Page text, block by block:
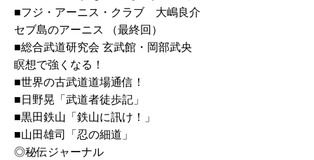
■フジ・アーニス・クラブ 大嶋良介
セブ島のアーニス （最終回）
■総合武道研究会 玄武館・岡部武央
瞑想で強くなる！
■世界の古武道道場通信！
■日野晃「武道者徒歩記」
■黒田鉄山「鉄山に訊け！」
■山田雄司「忍の細道」
◎秘伝ジャーナル